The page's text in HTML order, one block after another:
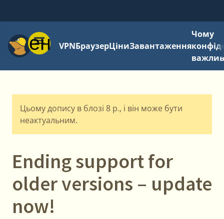
МенюVPNБраузерЦіниЗавантаження
Чому
Цьому допису в блозі 8 р., і він може бути
неактуальним.
Ending support for
older versions – update
now!